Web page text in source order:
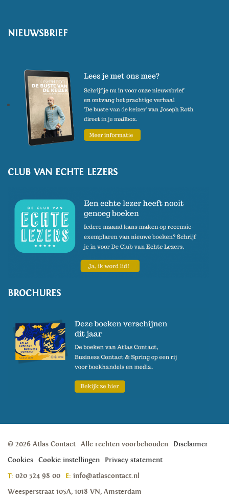
NIEUWSBRIEF
CLUB VAN ECHTE LEZERS
BROCHURES
© 2026 Atlas Contact Alle rechten voorbehouden
Disclaimer
Cookies
Cookie instellingen
Privacy statement
T: 020 524 98 00 E: info@atlascontact.nl
Weesperstraat 105A, 1018 VN, Amsterdam